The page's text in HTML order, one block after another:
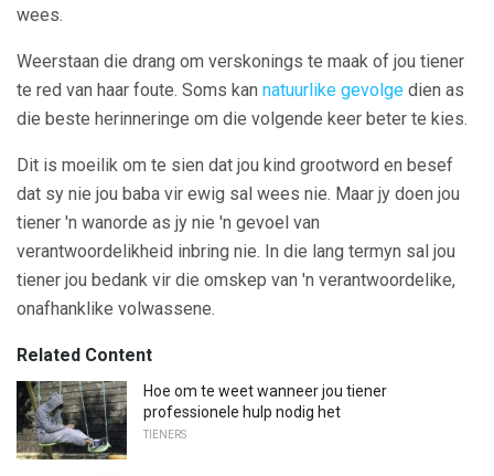
wees.
Weerstaan ​​die drang om verskonings te maak of jou tiener
te red van haar foute. Soms kan natuurlike gevolge dien as
die beste herinneringe om die volgende keer beter te kies.
Dit is moeilik om te sien dat jou kind grootword en besef
dat sy nie jou baba vir ewig sal wees nie. Maar jy doen jou
tiener 'n wanorde as jy nie 'n gevoel van
verantwoordelikheid inbring nie. In die lang termyn sal jou
tiener jou bedank vir die omskep van 'n verantwoordelike,
onafhanklike volwassene.
Related Content
Hoe om te weet wanneer jou tiener
professionele hulp nodig het
TIENERS